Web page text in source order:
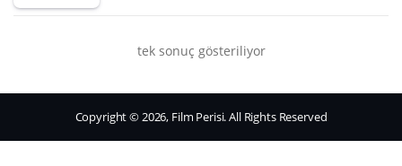
tek sonuç gösteriliyor
Copyright © 2026, Film Perisi. All Rights Reserved